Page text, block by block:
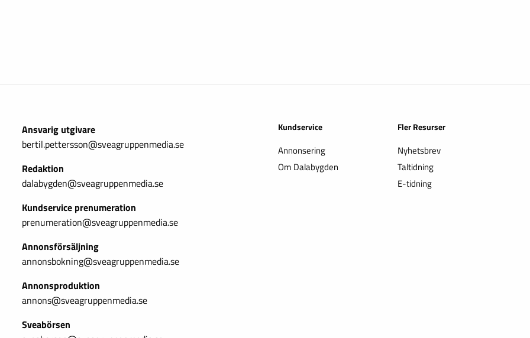
Ansvarig utgivare
bertil.pettersson@sveagruppenmedia.se
Redaktion
dalabygden@sveagruppenmedia.se
Kundservice prenumeration
prenumeration@sveagruppenmedia.se
Annonsförsäljning
annonsbokning@sveagruppenmedia.se
Annonsproduktion
annons@sveagruppenmedia.se
Sveabörsen
Kundservice
Annonsering
Om Dalabygden
Fler Resurser
Nyhetsbrev
Taltidning
E-tidning